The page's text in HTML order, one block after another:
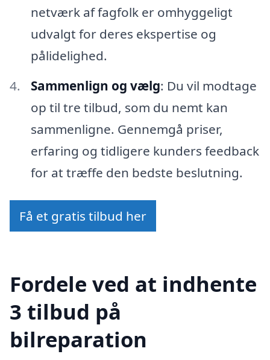
netværk af fagfolk er omhyggeligt
udvalgt for deres ekspertise og
pålidelighed.
Sammenlign og vælg: Du vil modtage
op til tre tilbud, som du nemt kan
sammenligne. Gennemgå priser,
erfaring og tidligere kunders feedback
for at træffe den bedste beslutning.
Få et gratis tilbud her
Fordele ved at indhente
3 tilbud på
bilreparation